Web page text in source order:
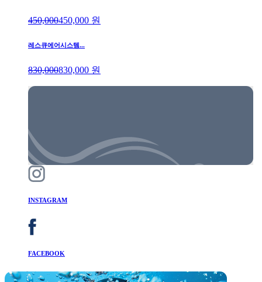
450,000450,000 원
레스큐에어시스템...
830,000830,000 원
INSTAGRAM
FACEBOOK